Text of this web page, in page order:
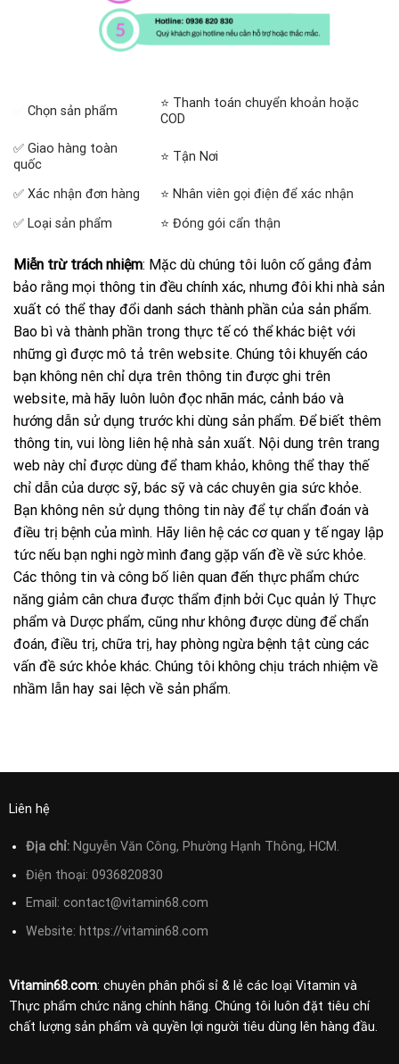
Chọn sản phẩm
⭐ Thanh toán chuyển khoản hoặc
COD
✅ Giao hàng toàn
quốc
⭐ Tận Nơi
✅ Xác nhận đơn hàng
⭐ Nhân viên gọi điện để xác nhận
✅ Loại sản phẩm
⭐ Đóng gói cẩn thận
Miễn trừ trách nhiệm: Mặc dù chúng tôi luôn cố gắng đảm
bảo rằng mọi thông tin đều chính xác, nhưng đôi khi nhà sản
xuất có thể thay đổi danh sách thành phần của sản phẩm.
Bao bì và thành phần trong thực tế có thể khác biệt với
những gì được mô tả trên website. Chúng tôi khuyến cáo
bạn không nên chỉ dựa trên thông tin được ghi trên
website, mà hãy luôn luôn đọc nhãn mác, cảnh báo và
hướng dẫn sử dụng trước khi dùng sản phẩm. Để biết thêm
thông tin, vui lòng liên hệ nhà sản xuất. Nội dung trên trang
web này chỉ được dùng để tham khảo, không thể thay thế
chỉ dẫn của dược sỹ, bác sỹ và các chuyên gia sức khỏe.
Bạn không nên sử dụng thông tin này để tự chẩn đoán và
điều trị bệnh của mình. Hãy liên hệ các cơ quan y tế ngay lập
tức nếu bạn nghi ngờ mình đang gặp vấn đề về sức khỏe.
Các thông tin và công bố liên quan đến thực phẩm chức
năng giảm cân chưa được thẩm định bởi Cục quản lý Thực
phẩm và Dược phẩm, cũng như không được dùng để chẩn
đoán, điều trị, chữa trị, hay phòng ngừa bệnh tật cùng các
vấn đề sức khỏe khác. Chúng tôi không chịu trách nhiệm về
nhầm lẫn hay sai lệch về sản phẩm.
Liên hệ
Địa chỉ:Nguyễn Văn Công, Phường Hạnh Thông, HCM.
Điện thoại: 0936820830
Email: contact@vitamin68.com
Website: https://vitamin68.com
Vitamin68.com: chuyên phân phối sỉ & lẻ các loại Vitamin và
Thực phẩm chức năng chính hãng. Chúng tôi luôn đặt tiêu chí
chất lượng sản phẩm và quyền lợi người tiêu dùng lên hàng đầu.